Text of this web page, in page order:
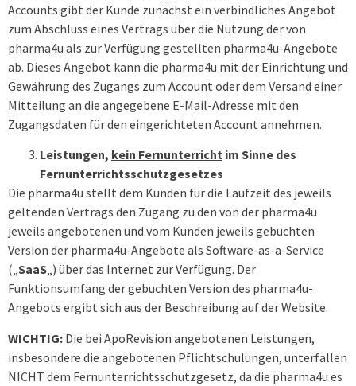
Accounts gibt der Kunde zunächst ein verbindliches Angebot
zum Abschluss eines Vertrags über die Nutzung der von
pharma4u als zur Verfügung gestellten pharma4u-Angebote
ab. Dieses Angebot kann die pharma4u mit der Einrichtung und
Gewährung des Zugangs zum Account oder dem Versand einer
Mitteilung an die angegebene E-Mail-Adresse mit den
Zugangsdaten für den eingerichteten Account annehmen.
Leistungen, kein Fernunterricht im Sinne des
Fernunterrichtsschutzgesetzes
Die pharma4u stellt dem Kunden für die Laufzeit des jeweils
geltenden Vertrags den Zugang zu den von der pharma4u
jeweils angebotenen und vom Kunden jeweils gebuchten
Version der pharma4u-Angebote als Software-as-a-Service
(„SaaS„) über das Internet zur Verfügung. Der
Funktionsumfang der gebuchten Version des pharma4u-
Angebots ergibt sich aus der Beschreibung auf der Website.
WICHTIG: Die bei ApoRevision angebotenen Leistungen,
insbesondere die angebotenen Pflichtschulungen, unterfallen
NICHT dem Fernunterrichtsschutzgesetz, da die pharma4u es